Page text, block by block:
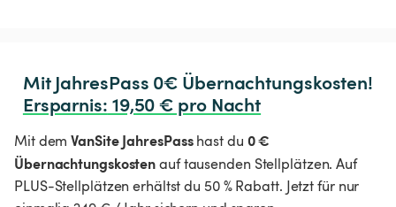
Ersparnis: 19,50 € pro Nacht
Mit demVanSite JahresPasshast du 0 €
Übernachtungskostenauf tausenden Stellplätzen. Auf
PLUS-Stellplätzen erhältst du 50 % Rabatt. Jetzt für nur